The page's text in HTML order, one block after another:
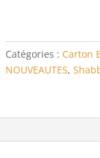
Catégories : Carton
NOUVEAUTES,